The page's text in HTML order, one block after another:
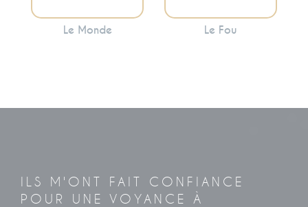
Le Monde Le Fou
ILS M'ONT FAIT CONFIANCE
POUR UNE VOYANCE À